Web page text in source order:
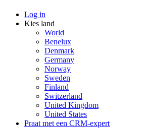
Log in
Kies land
World
Benelux
Denmark
Germany
Norway
Sweden
Finland
Switzerland
United Kingdom
United States
Praat met een CRM-expert